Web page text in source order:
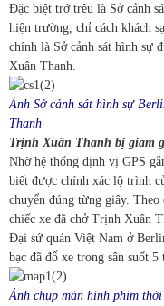
Đặc biệt trớ trêu là Sở cảnh
hiện trường, chỉ cách khách
chính là Sở cảnh sát hình sự
Xuân Thanh.
Ảnh Sở cảnh sát hình sự
Thanh
Trịnh Xuân Thanh bị giam
Nhờ hệ thống định vị GPS
biết được chính xác lộ trình
chuyển đúng từng giây. Theo
chiếc xe đã chở Trịnh Xuân
Đại sứ quán Việt Nam ở
bạc đã đổ xe trong sân suốt 5
Ảnh chụp màn hình phim